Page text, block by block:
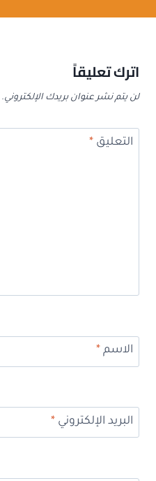
اترك تعليقاً
لن يتم نشر عنوان بريدك الإلكتروني.
التعليق *
الاسم *
البريد الإلكتروني *